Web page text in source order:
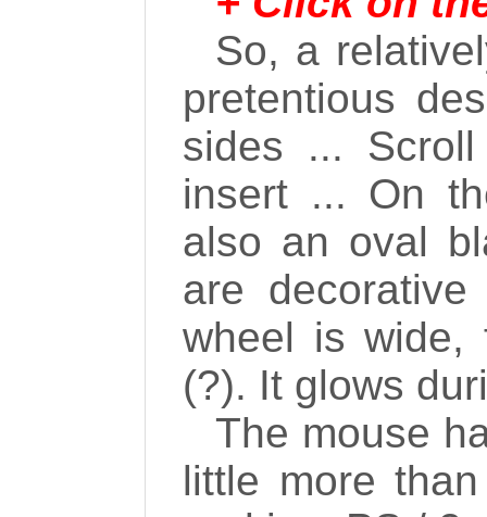
So, a
pretentious
sides ...
insert ... On
also an oval
are
wheel is wide,
(?). It glows
The mouse
little more